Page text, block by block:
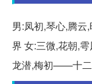
男:凤初,琴心,腾云
界 女:三微,花朝,
龙潜,梅初——十二